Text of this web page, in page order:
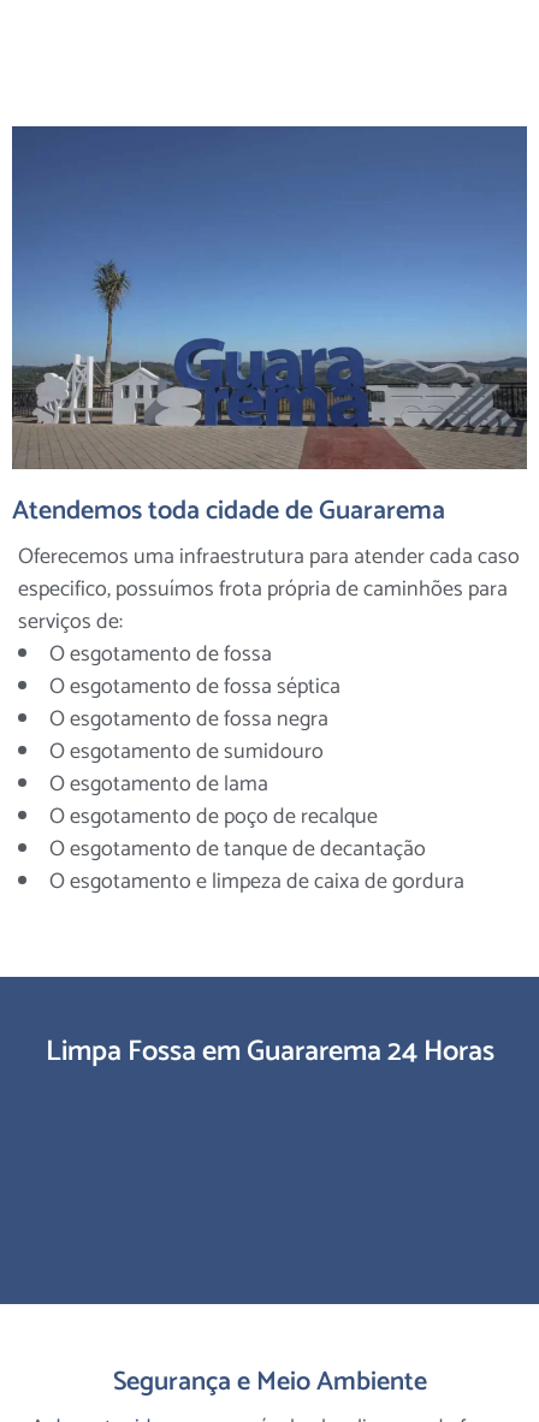
Atendemos toda cidade de Guararema
Oferecemos uma infraestrutura para atender cada caso
especifico, possuímos frota própria de caminhões para
serviços de:
O esgotamento de fossa
O esgotamento de fossa séptica
O esgotamento de fossa negra
O esgotamento de sumidouro
O esgotamento de lama
O esgotamento de poço de recalque
O esgotamento de tanque de decantação
O esgotamento e limpeza de caixa de gordura
Limpa Fossa em Guararema 24 Horas
Segurança e Meio Ambiente